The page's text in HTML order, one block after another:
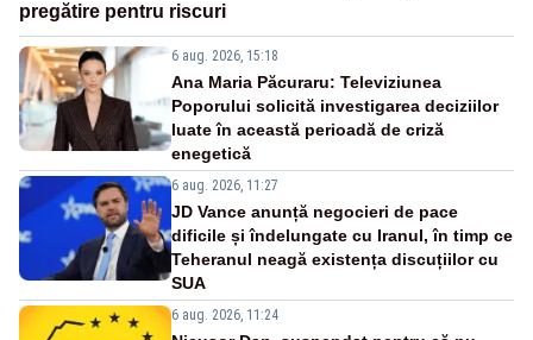
pregătire pentru riscuri
6 aug. 2026, 15:18
Ana Maria Păcuraru: Televiziunea
Poporului solicită investigarea deciziilor
luate în această perioadă de criză
enegetică
6 aug. 2026, 11:27
JD Vance anunță negocieri de pace
dificile și îndelungate cu Iranul, în timp ce
Teheranul neagă existența discuțiilor cu
SUA
6 aug. 2026, 11:24